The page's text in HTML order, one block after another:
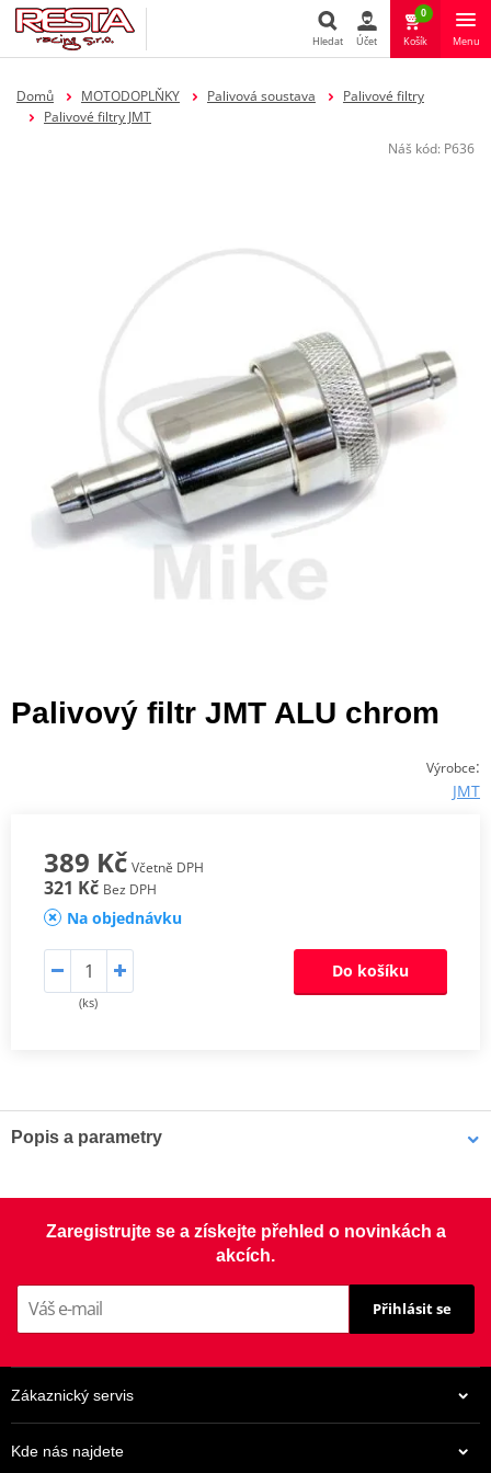
Hledat
Hledat Účet
0
Košík Menu
Domů MOTODOPLŇKY Palivová soustava
Palivové filtry
Palivové filtry JMT
Náš kód: P636
Palivový filtr JMT ALU chrom
Výrobce:
JMT
389 Kč Včetně DPH
321 Kč Bez DPH
Na objednávku
(ks)
Do košíku
Popis a parametry
Zaregistrujte se a získejte přehled o novinkách a
akcích.
Přihlásit se
Zákaznický servis
Kde nás najdete